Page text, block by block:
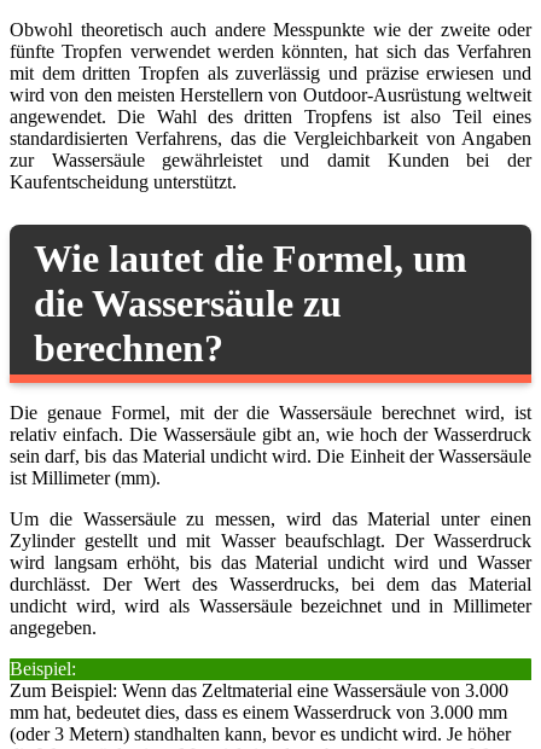
Obwohl theoretisch auch andere Messpunkte wie der zweite oder
fünfte Tropfen verwendet werden könnten, hat sich das Verfahren
mit dem dritten Tropfen als zuverlässig und präzise erwiesen und
wird von den meisten Herstellern von Outdoor-Ausrüstung weltweit
angewendet. Die Wahl des dritten Tropfens ist also Teil eines
standardisierten Verfahrens, das die Vergleichbarkeit von Angaben
zur Wassersäule gewährleistet und damit Kunden bei der
Kaufentscheidung unterstützt.
Wie lautet die Formel, um
die Wassersäule zu
berechnen?
Die genaue Formel, mit der die Wassersäule berechnet wird, ist
relativ einfach. Die Wassersäule gibt an, wie hoch der Wasserdruck
sein darf, bis das Material undicht wird. Die Einheit der Wassersäule
ist Millimeter (mm).
Um die Wassersäule zu messen, wird das Material unter einen
Zylinder gestellt und mit Wasser beaufschlagt. Der Wasserdruck
wird langsam erhöht, bis das Material undicht wird und Wasser
durchlässt. Der Wert des Wasserdrucks, bei dem das Material
undicht wird, wird als Wassersäule bezeichnet und in Millimeter
angegeben.
Beispiel:
Zum Beispiel: Wenn das Zeltmaterial eine Wassersäule von 3.000
mm hat, bedeutet dies, dass es einem Wasserdruck von 3.000 mm
(oder 3 Metern) standhalten kann, bevor es undicht wird. Je höher